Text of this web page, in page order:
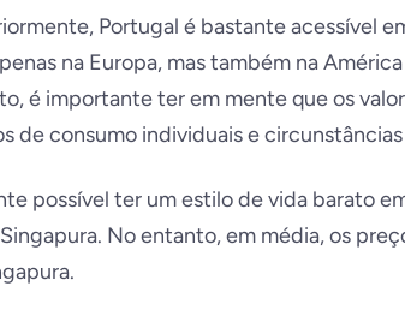
Portugal é bastante acessível
na Europa, mas também na
é importante ter em mente que os
de consumo individuais e
possível ter um estilo de vida barato
No entanto, em média, os